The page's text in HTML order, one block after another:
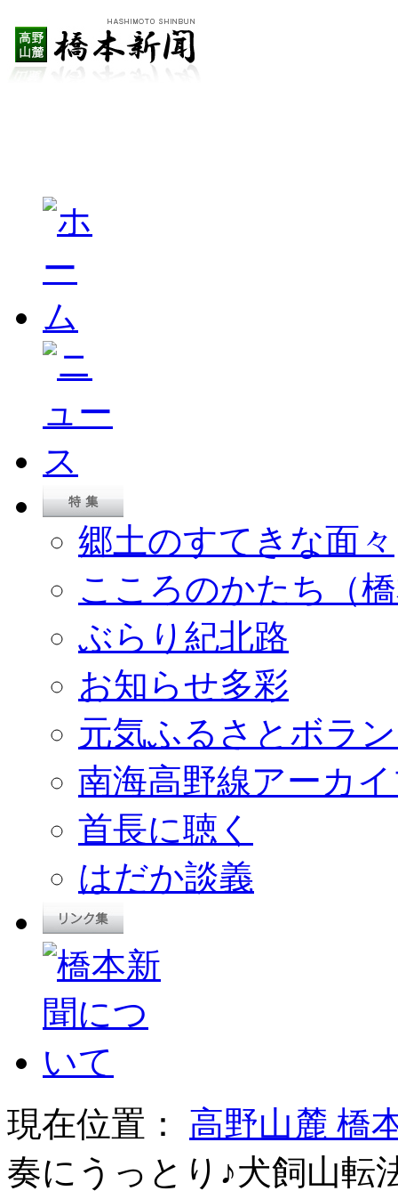
郷土のすてきな面々
こころのかたち（
ぶらり紀北路
お知らせ多彩
元気ふるさとボラ
南海高野線アーカ
首長に聴く
はだか談義
現在位置： 高野山麓 橋
奏にうっとり♪犬飼山転